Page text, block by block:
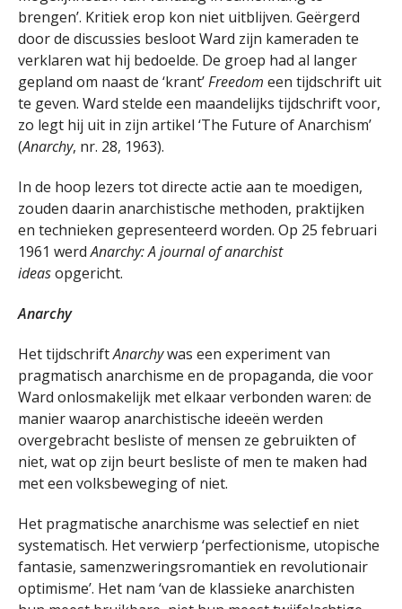
brengen’. Kritiek erop kon niet uitblijven. Geërgerd
door de discussies besloot Ward zijn kameraden te
verklaren wat hij bedoelde. De groep had al langer
gepland om naast de ‘krant’Freedom een tijdschrift uit
te geven. Ward stelde een maandelijks tijdschrift voor,
zo legt hij uit in zijn artikel ‘The Future of Anarchism’
(Anarchy, nr. 28, 1963).
In de hoop lezers tot directe actie aan te moedigen,
zouden daarin anarchistische methoden, praktijken
en technieken gepresenteerd worden. Op 25 februari
1961 werdAnarchy: A journal of anarchist
ideasopgericht.
Anarchy
Het tijdschriftAnarchywas een experiment van
pragmatisch anarchisme en de propaganda, die voor
Ward onlosmakelijk met elkaar verbonden waren: de
manier waarop anarchistische ideeën werden
overgebracht besliste of mensen ze gebruikten of
niet, wat op zijn beurt besliste of men te maken had
met een volksbeweging of niet.
Het pragmatische anarchisme was selectief en niet
systematisch. Het verwierp ‘perfectionisme, utopische
fantasie, samenzweringsromantiek en revolutionair
optimisme’. Het nam ‘van de klassieke anarchisten